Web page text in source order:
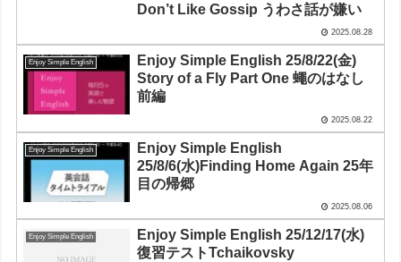
Don’t Like Gossip うわさ話が嫌い
2025.08.28
Enjoy Simple English
Enjoy Simple English 25/8/22(金)
Story of a Fly Part One 蠅のはなし
前編
2025.08.22
Enjoy Simple English
Enjoy Simple English
25/8/6(水)Finding Home Again 25年
目の帰郷
2025.08.06
Enjoy Simple English
Enjoy Simple English 25/12/17(水)
復習テストTchaikovsky